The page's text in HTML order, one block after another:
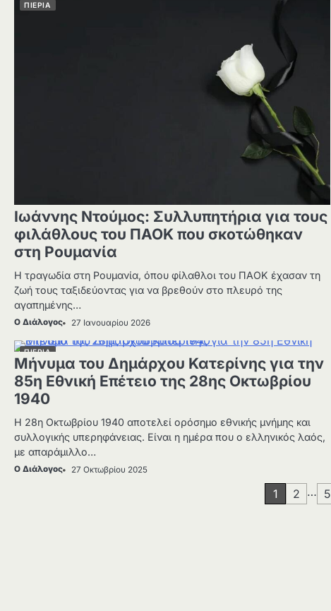
ΠΙΕΡΙΑ
Ιωάννης Ντούμος: Συλλυπητήρια για τους
φιλάθλους του ΠΑΟΚ που σκοτώθηκαν
στη Ρουμανία
Η τραγωδία στη Ρουμανία, όπου φίλαθλοι του ΠΑΟΚ έχασαν τη
ζωή τους ταξιδεύοντας για να βρεθούν στο πλευρό της
αγαπημένης…
Ο Διάλογος 27 Ιανουαρίου 2026
ΠΙΕΡΙΑ
Μήνυμα του Δημάρχου Κατερίνης για την
85η Εθνική Επέτειο της 28ης Οκτωβρίου
1940
Η 28η Οκτωβρίου 1940 αποτελεί ορόσημο εθνικής μνήμης και
συλλογικής υπερηφάνειας. Είναι η ημέρα που ο ελληνικός λαός,
με απαράμιλλο…
Ο Διάλογος 27 Οκτωβρίου 2025
1 2 … 5